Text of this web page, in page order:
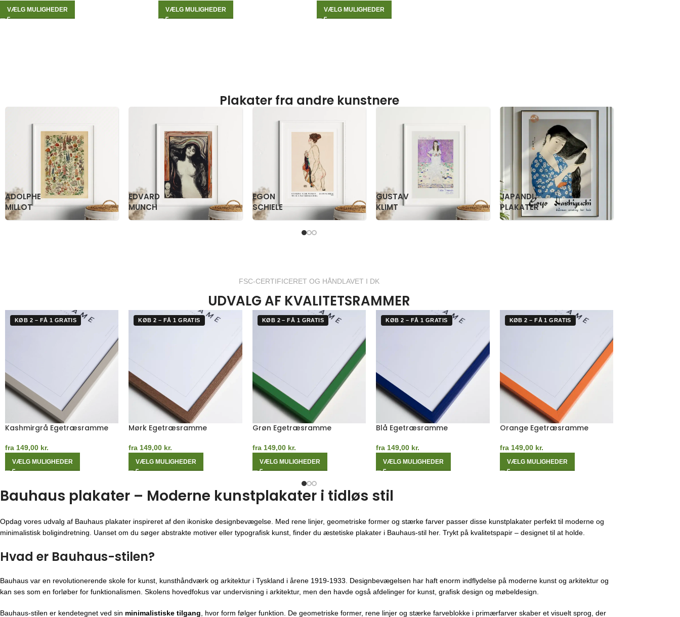
VÆLG MULIGHEDER VÆLG MULIGHEDER VÆLG MULIGHEDER
Plakater fra andre kunstnere
KATSUSHIKA
HOKUSAI
OGAWA
KAZUMASA
PAUL
KLEE
PS
KRØYER
RETRO
PLAKATER
FSC-CERTIFICERET OG HÅNDLAVET I DK
UDVALG AF KVALITETSRAMMER
KØB 2 – FÅ 1 GRATIS
Sort Egetræsramme
fra 149,00 kr.
VÆLG MULIGHEDER
KØB 2 – FÅ 1 GRATIS
Måneblå Egetræsramme
fra149,00 kr.
VÆLG MULIGHEDER
KØB 2 – FÅ 1 GRATIS
Hvid Egetræsramme
fra 149,00 kr.
VÆLG MULIGHEDER
KØB 2 – FÅ 1 GRATIS
Rød Egetræsramme
fra149,00 kr.
VÆLG MULIGHEDER
KØB 2 – FÅ 1 GRATIS
Egetræsramme
fra 149,00 kr.
VÆLG MULIGHEDER
Bauhaus plakater – Moderne kunstplakater i tidløs stil
Opdag vores udvalg af Bauhaus plakater inspireret af den ikoniske designbevægelse. Med rene linjer, geometriske former og stærke farver passer disse kunstplakater perfekt til moderne og
minimalistisk boligindretning. Uanset om du søger abstrakte motiver eller typografisk kunst, finder du æstetiske plakater i Bauhaus-stil her. Trykt på kvalitetspapir – designet til at holde.
Hvad er Bauhaus-stilen?
Bauhaus var en revolutionerende skole for kunst, kunsthåndværk og arkitektur i Tyskland i årene 1919-1933. Designbevægelsen har haft enorm indflydelse på moderne kunst og arkitektur og
kan ses som en forløber for funktionalismen. Skolens hovedfokus var undervisning i arkitektur, men den havde også afdelinger for kunst, grafisk design og møbeldesign.
Bauhaus-stilen er kendetegnet ved sin minimalistiske tilgang, hvor form følger funktion. De geometriske former, rene linjer og stærke farveblokke i primærfarver skaber et visuelt sprog, der